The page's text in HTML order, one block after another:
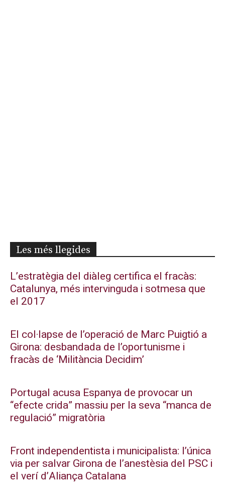
Les més llegides
L’estratègia del diàleg certifica el fracàs:
Catalunya, més intervinguda i sotmesa que
el 2017
El col·lapse de l’operació de Marc Puigtió a
Girona: desbandada de l’oportunisme i
fracàs de ‘Militància Decidim’
Portugal acusa Espanya de provocar un
“efecte crida” massiu per la seva “manca de
regulació” migratòria
Front independentista i municipalista: l’única
via per salvar Girona de l’anestèsia del PSC i
el verí d’Aliança Catalana